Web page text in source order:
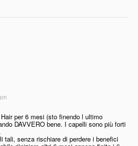
per 6 mesi (sto finendo l ultimo
DAVVERO bene. I capelli sono più forti
tali, senza rischiare di perdere i benefici